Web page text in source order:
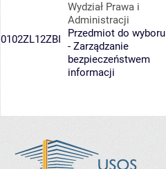
0102ZL12ZBI
Wydział Prawa i
Administracji
Przedmiot do wyboru
- Zarządzanie
bezpieczeństwem
informacji